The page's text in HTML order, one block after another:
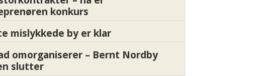
konkurs
mislykkede by er klar
omorganiserer – Bernt Nordby
slutter